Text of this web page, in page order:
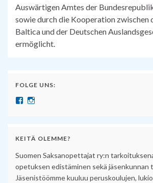
Auswärtigen Amtes der
sowie durch die Kooperation zwischen
Baltica und der Deutschen
ermöglicht.
FOLGE UNS:
Näytä SuomenSaksanopettajat:n profiili
KEITÄ OLEMME?
Suomen Saksanopettajat ry:n
opetuksen edistäminen sekä jäsenkunnan
Jäsenistöömme kuuluu peruskoulujen,